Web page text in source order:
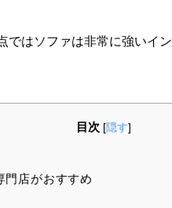
ではソファは非常に強いイ
目次 [隠す]
門店がおすすめ